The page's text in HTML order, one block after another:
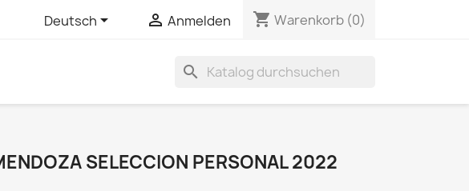
Deutsch  Anmelden shopping_cart Warenkorb (0)
search
SELECCION PERSONAL 2022